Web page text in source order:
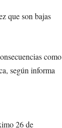
que son bajas
como
según informa
26 de